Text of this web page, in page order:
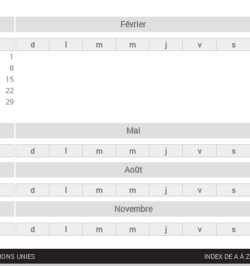
1
8
15
22
29
Février
d l m m j v s
Mai
d l m m j v s
Août
d l m m j v s
Novembre
d l m m j v s
UNIES INDEX DE A À Z